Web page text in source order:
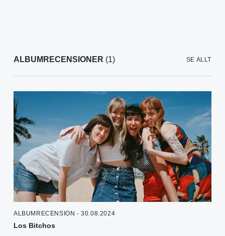
ALBUMRECENSIONER (1) SE ALLT
ALBUMRECENSION - 30.08.2024
Los Bitchos